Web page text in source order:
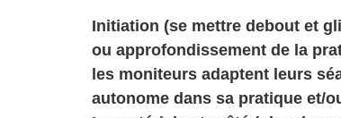
Initiation (se mettre debout et
ou approfondissement de la
les moniteurs adaptent leurs
autonome dans sa pratique et/